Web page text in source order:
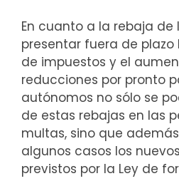
En cuanto a la rebaja de
presentar fuera de
de impuestos y el
reducciones por pronto
autónomos no sólo se
de estas rebajas en las
multas, sino que
algunos casos los
previstos por la Ley de